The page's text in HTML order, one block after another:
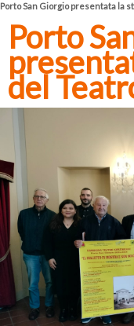
Porto San Giorgio presentata la
Porto
del